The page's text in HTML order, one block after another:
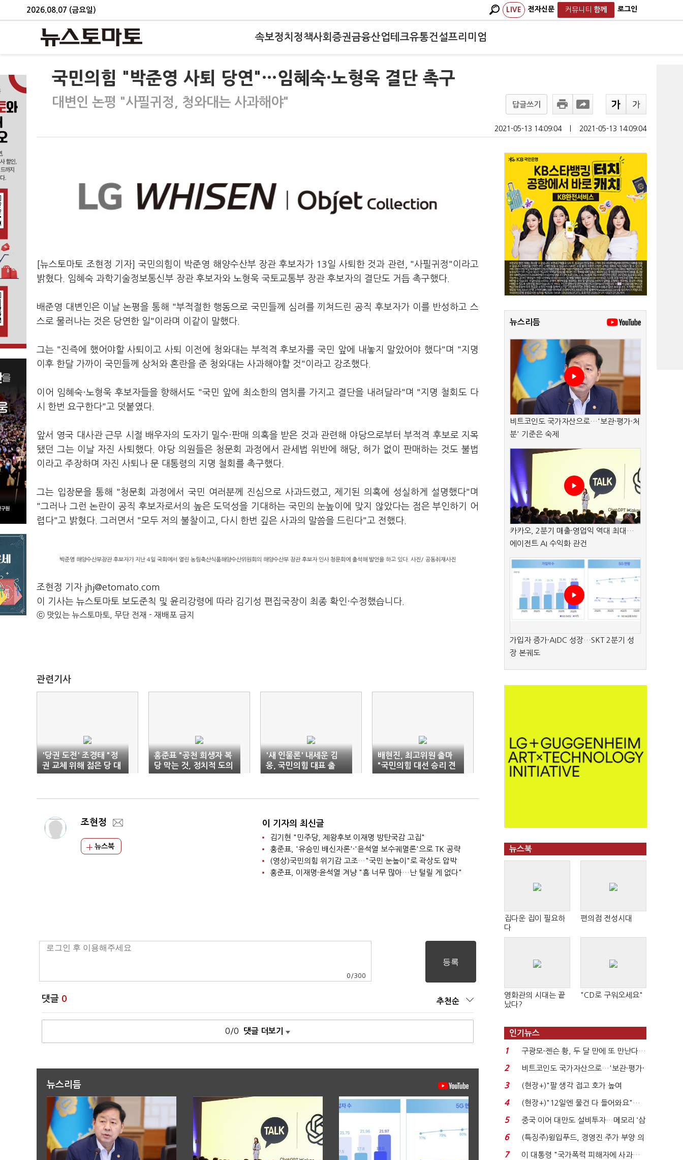
2026.08.07 (금요일) LIVE 전자신문 커뮤니티 함께 로그인
속보정치 정책사회 증권금융산업테크유통건설프리미엄
국민의힘 "박준영 사퇴 당연"…임혜숙·노형욱 결단 촉구
대변인 논평 "사필귀정, 청와대는 사과해야" 답글쓰기
2021-05-13 14:09:04 2021-05-13 14:09:04
[뉴스토마토 조현정 기자] 국민의힘이 박준영 해양수산부 장관 후보자가 13일 사퇴한 것과 관련, "사필귀정"이라고
밝혔다. 임혜숙 과학기술정보통신부 장관 후보자와 노형욱 국토교통부 장관 후보자의 결단도 거듭 촉구했다.
배준영 대변인은 이날 논평을 통해 "부적절한 행동으로 국민들께 심려를 끼쳐드린 공직 후보자가 이를 반성하고 스
스로 물러나는 것은 당연한 일"이라며 이같이 말했다.
그는 "진즉에 했어야할 사퇴이고 사퇴 이전에 청와대는 부적격 후보자를 국민 앞에 내놓지 말았어야 했다"며 "지명
이후 한달 가까이 국민들께 상처와 혼란을 준 청와대는 사과해야할 것"이라고 강조했다.
이어 임혜숙·노형욱 후보자들을 향해서도 "국민 앞에 최소한의 염치를 가지고 결단을 내려달라"며 "지명 철회도 다
시 한번 요구한다"고 덧붙였다.
앞서 영국 대사관 근무 시절 배우자의 도자기 밀수·판매 의혹을 받은 것과 관련해 야당으로부터 부적격 후보로 지목
됐던 그는 이날 자진 사퇴했다. 야당 의원들은 청문회 과정에서 관세법 위반에 해당, 허가 없이 판매하는 것도 불법
이라고 주장하며 자진 사퇴나 문 대통령의 지명 철회를 촉구했다.
그는 입장문을 통해 "청문회 과정에서 국민 여러분께 진심으로 사과드렸고, 제기된 의혹에 성실하게 설명했다"며
"그러나 그런 논란이 공직 후보자로서의 높은 도덕성을 기대하는 국민의 눈높이에 맞지 않았다는 점은 부인하기 어
렵다"고 밝혔다. 그러면서 "모두 저의 불찰이고, 다시 한번 깊은 사과의 말씀을 드린다"고 전했다.
박준영 해양수산부장관 후보자가 지난 4일 국회에서 열린 농림축산식품해양수산위원회의 해양수산부 장관 후보자 인사 청문회에 출석해 발언을 하고 있다. 사진/ 공동취재사진
조현정 기자 jhj@etomato.com
이 기사는 뉴스토마토 보도준칙 및 윤리강령에 따라 김기성 편집국장이 최종 확인·수정했습니다.
ⓒ 맛있는 뉴스토마토, 무단 전재 - 재배포 금지
관련기사
'당권 도전' 조경태 "정
권 교체 위해 젊은 당 대
표 필요"
홍준표 "공천 희생자 복
당 막는 것, 정치적 도의
아냐"
'새 인물론' 내세운 김
웅, 국민의힘 대표 출
마…"과거에서 벗어나
배현진, 최고위원 출마
"국민의힘 대선 승리 견
인차 역할"
조현정
뉴스북
이 기자의 최신글
김기현 "민주당, 제왕후보 이재명 방탄국감 고집"
홍준표, '유승민 배신자론'·'윤석열 보수궤멸론'으로 TK 공략
(영상)국민의힘 위기감 고조…"국민 눈높이"로 곽상도 압박
홍준표, 이재명·윤석열 겨냥 "흠 너무 많아…난 털릴 게 없다"
0 /300
댓글 0 추천순
0/0 댓글 더보기
뉴스리듬
뉴스리듬
비트코인도 국가자산으로…'보관·평가·처
분' 기준은 숙제
카카오, 2분기 매출·영업익 역대 최대…
에이전트 AI 수익화 관건
가입자 증가·AIDC 성장…SKT 2분기 성
장 본궤도
뉴스북
집다운 집이 필요하
다
편의점 전성시대
영화관의 시대는 끝
났다?
"CD로 구워오세요"
인기뉴스
1
구광모-젠슨 황, 두 달 만에 또 만난다…
로봇·AI 등 논...
2
비트코인도 국가자산으로…'보관·평가·
처분' 기준은 ...
3
(현장+)"팔 생각 접고 호가 높여
요"…'덜 똘똘한 한 채' 20...
4
(현장+)"12일엔 물건 다 들어와요"…
빈 매대 채우며 문 연 ...
5
중국 이어 대만도 설비투자…메모리 ‘삼
국전쟁’
6
(특징주)윙입푸드, 경영진 주가 부양 의
지에 상한가...
7
이 대통령 "국가폭력 피해자에 사과…